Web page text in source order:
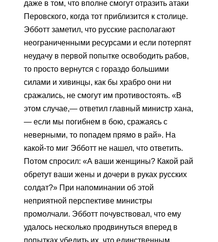
даже в том, что вполне смогут отразить атаки
Перовского, когда тот приблизится к столице.
Эбботт заметил, что русские располагают
неограниченными ресурсами и если потерпят
неудачу в первой попытке освободить рабов,
то просто вернутся с гораздо большими
силами и хивинцы, как бы храбро они ни
сражались, не смогут им противостоять. «В
этом случае,— ответил главный министр хана,
— если мы погибнем в бою, сражаясь с
неверными, то попадем прямо в рай». На
какой-то миг Эбботт не нашел, что ответить.
Потом спросил: «А ваши женщины? Какой рай
обретут ваши жены и дочери в руках русских
солдат?» При напоминании об этой
неприятной перспективе министры
промолчали. Эбботт почувствовал, что ему
удалось несколько продвинуться вперед в
попытках убедить их, что единственным